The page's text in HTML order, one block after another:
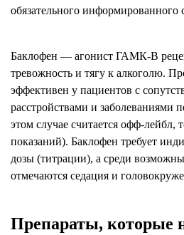
обязательного информированного
Баклофен — агонист ГАМК-В
тревожность и тягу к алкоголю.
эффективен у пациентов с
расстройствами и заболеваниями
этом случае считается офф-лейбл,
показаний). Баклофен требует
дозы (титрации), а среди
отмечаются седация и
Препараты, которые